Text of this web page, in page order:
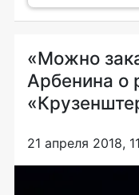
«Можно
Арбенина о
21 апреля 2018,